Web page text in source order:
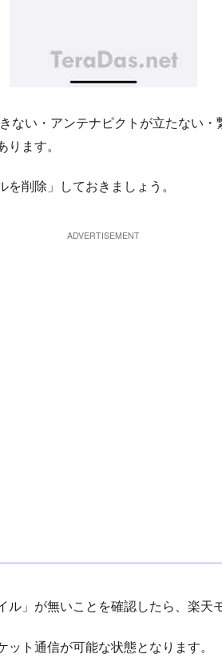
ない・アンテナピクトが立たない
ます。
削除」しておきましょう。
」が無いことを確認したら、楽天
ト通信が可能な状態となります。